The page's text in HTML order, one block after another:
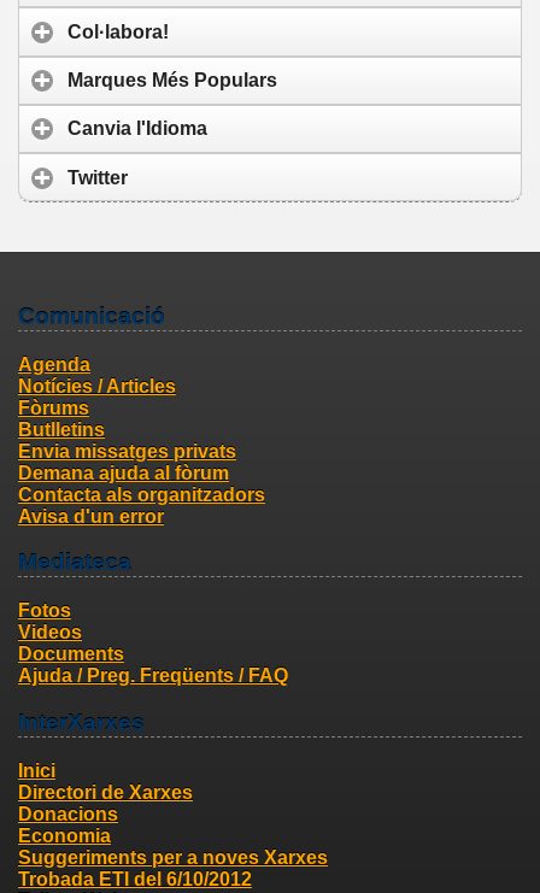
Col·labora!
Marques Més Populars
Canvia l'Idioma
Twitter
Comunicació
Agenda
Notícies / Articles
Fòrums
Butlletins
Envia missatges privats
Demana ajuda al fòrum
Contacta als organitzadors
Avisa d'un error
Mediateca
Fotos
Videos
Documents
Ajuda / Preg. Freqüents / FAQ
InterXarxes
Inici
Directori de Xarxes
Donacions
Economia
Suggeriments per a noves Xarxes
Trobada ETI del 6/10/2012